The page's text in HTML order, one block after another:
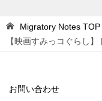
Migratory Notes TOP
【映画すみっコぐらし
お問い合わせ